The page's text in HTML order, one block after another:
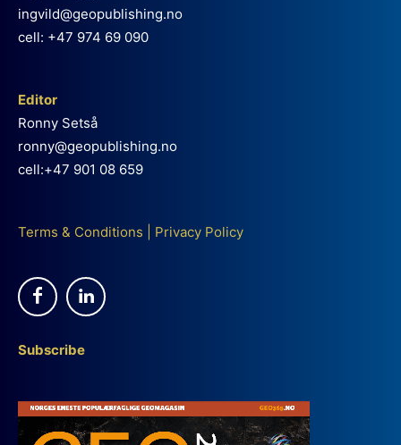
ingvild@geopublishing.no
cell: +47 974 69 090
Editor
Ronny Setså
ronny@geopublishing.no
cell:+47 901 08 659
Terms & Conditions Privacy Policy
Subscribe